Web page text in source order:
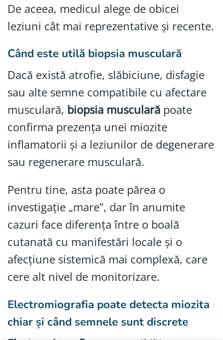
De aceea, medicul alege de obicei
leziuni cât mai reprezentative și recente.
Când este utilă biopsia musculară
Dacă există atrofie, slăbiciune, disfagie
sau alte semne compatibile cu afectare
musculară, biopsia musculară poate
confirma prezența unei miozite
inflamatorii și a leziunilor de degenerare
sau regenerare musculară.
Pentru tine, asta poate părea o
investigație „mare”, dar în anumite
cazuri face diferența între o boală
cutanată cu manifestări locale și o
afecțiune sistemică mai complexă, care
cere alt nivel de monitorizare.
Electromiografia poate detecta miozita
chiar și când semnele sunt discrete